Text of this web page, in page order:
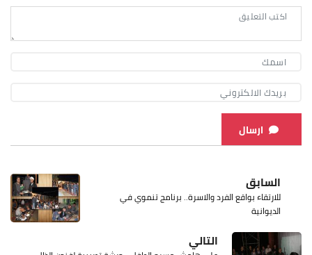
ارسال
السابق
للارتقاء بواقع الفرد والاسرة.. برنامج تنموي في
الديوانية
التالي